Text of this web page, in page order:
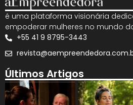
é uma plataforma visionária
empoderar mulheres no mundo
+55 41 9 8795-3443
Últimos Artigos